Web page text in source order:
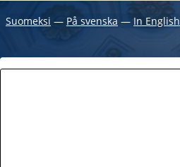
Suomeksi ― På svenska ― In English